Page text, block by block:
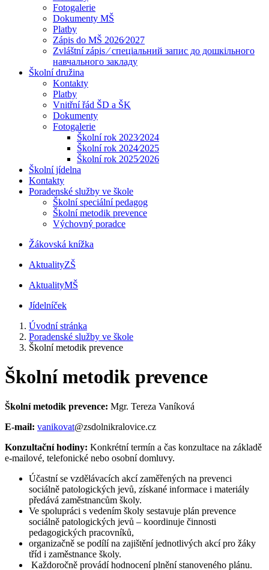
Fotogalerie
Dokumenty MŠ
Platby
Zápis do MŠ 2026⁄2027
Zvláštní zápis ⁄ спеціальний запис до дошкільного
навчального закладу
Školní družina
Kontakty
Platby
Vnitřní řád ŠD a ŠK
Dokumenty
Fotogalerie
Školní rok 2023⁄2024
Školní rok 2024⁄2025
Školní rok 2025⁄2026
Školní jídelna
Kontakty
Poradenské služby ve škole
Školní speciální pedagog
Školní metodik prevence
Výchovný poradce
Žákovská knížka
AktualityZŠ
AktualityMŠ
Jídelníček
Úvodní stránka
Poradenské služby ve škole
Školní metodik prevence
Školní metodik prevence
Školní metodik prevence: Mgr. Tereza Vaníková
E-mail: vanikovat@zsdolnikralovice.cz
Konzultační hodiny: Konkrétní termín a čas konzultace na základě
e-mailové, telefonické nebo osobní domluvy.
Účastní se vzdělávacích akcí zaměřených na prevenci
sociálně patologických jevů, získané informace i materiály
předává zaměstnancům školy.
Ve spolupráci s vedením školy sestavuje plán prevence
sociálně patologických jevů – koordinuje činnosti
pedagogických pracovníků,
organizačně se podílí na zajištění jednotlivých akcí pro žáky
tříd i zaměstnance školy.
Každoročně provádí hodnocení plnění stanoveného plánu.